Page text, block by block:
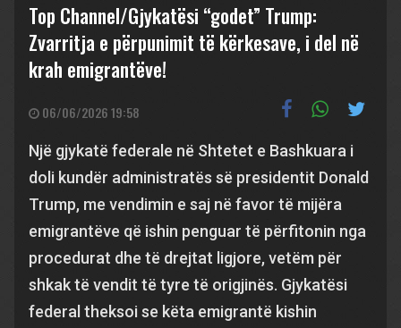
Top Channel/Gjykatësi “godet” Trump:
Zvarritja e përpunimit të kërkesave, i del në
krah emigrantëve!
06/06/2026 19:58
Një gjykatë federale në Shtetet e Bashkuara i
doli kundër administratës së presidentit Donald
Trump, me vendimin e saj në favor të mijëra
emigrantëve që ishin penguar të përfitonin nga
procedurat dhe të drejtat ligjore, vetëm për
shkak të vendit të tyre të origjinës. Gjykatësi
federal theksoi se këta emigrantë kishin